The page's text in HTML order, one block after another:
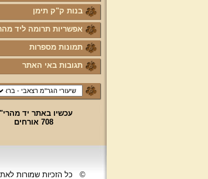
בנות ק"ק תימן
אפשריות תרומה ליד
תמונות מספרות
תגובות באי האתר
עכשיו באתר יד
708 אורחים
©
כל הזכיות שמורות